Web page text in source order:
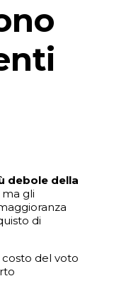
debole della
gli
di
del voto